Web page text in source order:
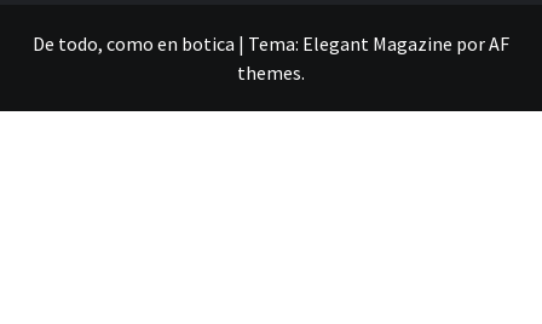
De todo, como en botica | Tema: Elegant Magazine porAF
themes.